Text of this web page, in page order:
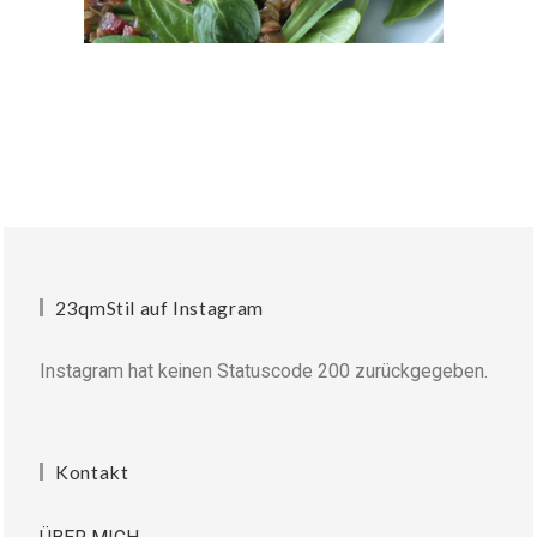
23qmStil auf Instagram
Instagram hat keinen Statuscode 200 zurückgegeben.
Kontakt